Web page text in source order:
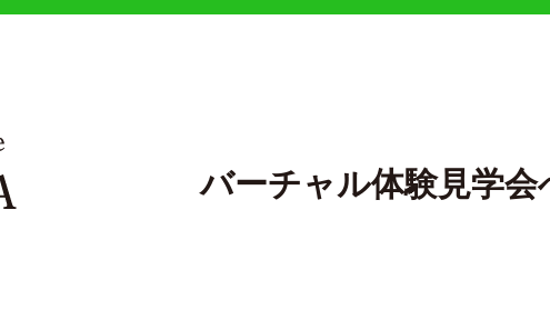
バーチャル体験見学会